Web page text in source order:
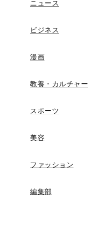
ニュース
ビジネス
漫画
教養・カルチャー
スポーツ
美容
ファッション
編集部